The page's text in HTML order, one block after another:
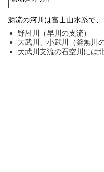
源流の河川は富士山水系で、
野呂川（早川の支流）
大武川、小武川（釜無川の
大武川支流の石空川には